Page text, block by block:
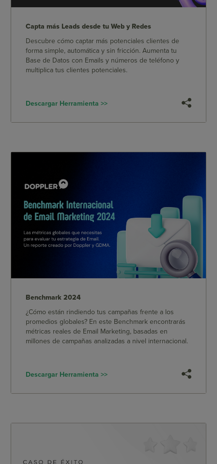
Capta más Leads desde tu Web y Redes
Descubre cómo captar más potenciales clientes de
forma simple, automática y sin fricción. Aumenta tu
Base de Datos con Emails y números de teléfono y
multiplica tus clientes potenciales.
Descargar Herramienta >>
Benchmark 2024
¿Cómo están rindiendo tus campañas frente a los
promedios globales? En este Benchmark encontrarás
métricas reales de Email Marketing, basadas en
millones de campañas analizadas a nivel internacional.
Descargar Herramienta >>